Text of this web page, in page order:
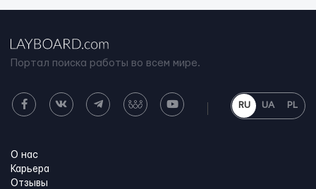
Портал поиска работы во всем мире.
RU UA PL
О нас
Карьера
Отзывы